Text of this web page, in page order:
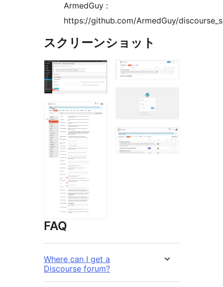
ArmedGuy :
https://github.com/ArmedGuy/
スクリーンショット
FAQ
Where can I get a
Discourse forum?